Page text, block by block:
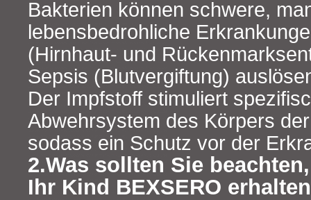
Bakterien können schwere,
lebensbedrohliche
(Hirnhaut‑ und
Sepsis (Blutvergiftung)
Der Impfstoff stimuliert
Abwehrsystem des Körpers
sodass ein Schutz vor der
2.Was sollten Sie
Ihr Kind BEXSERO